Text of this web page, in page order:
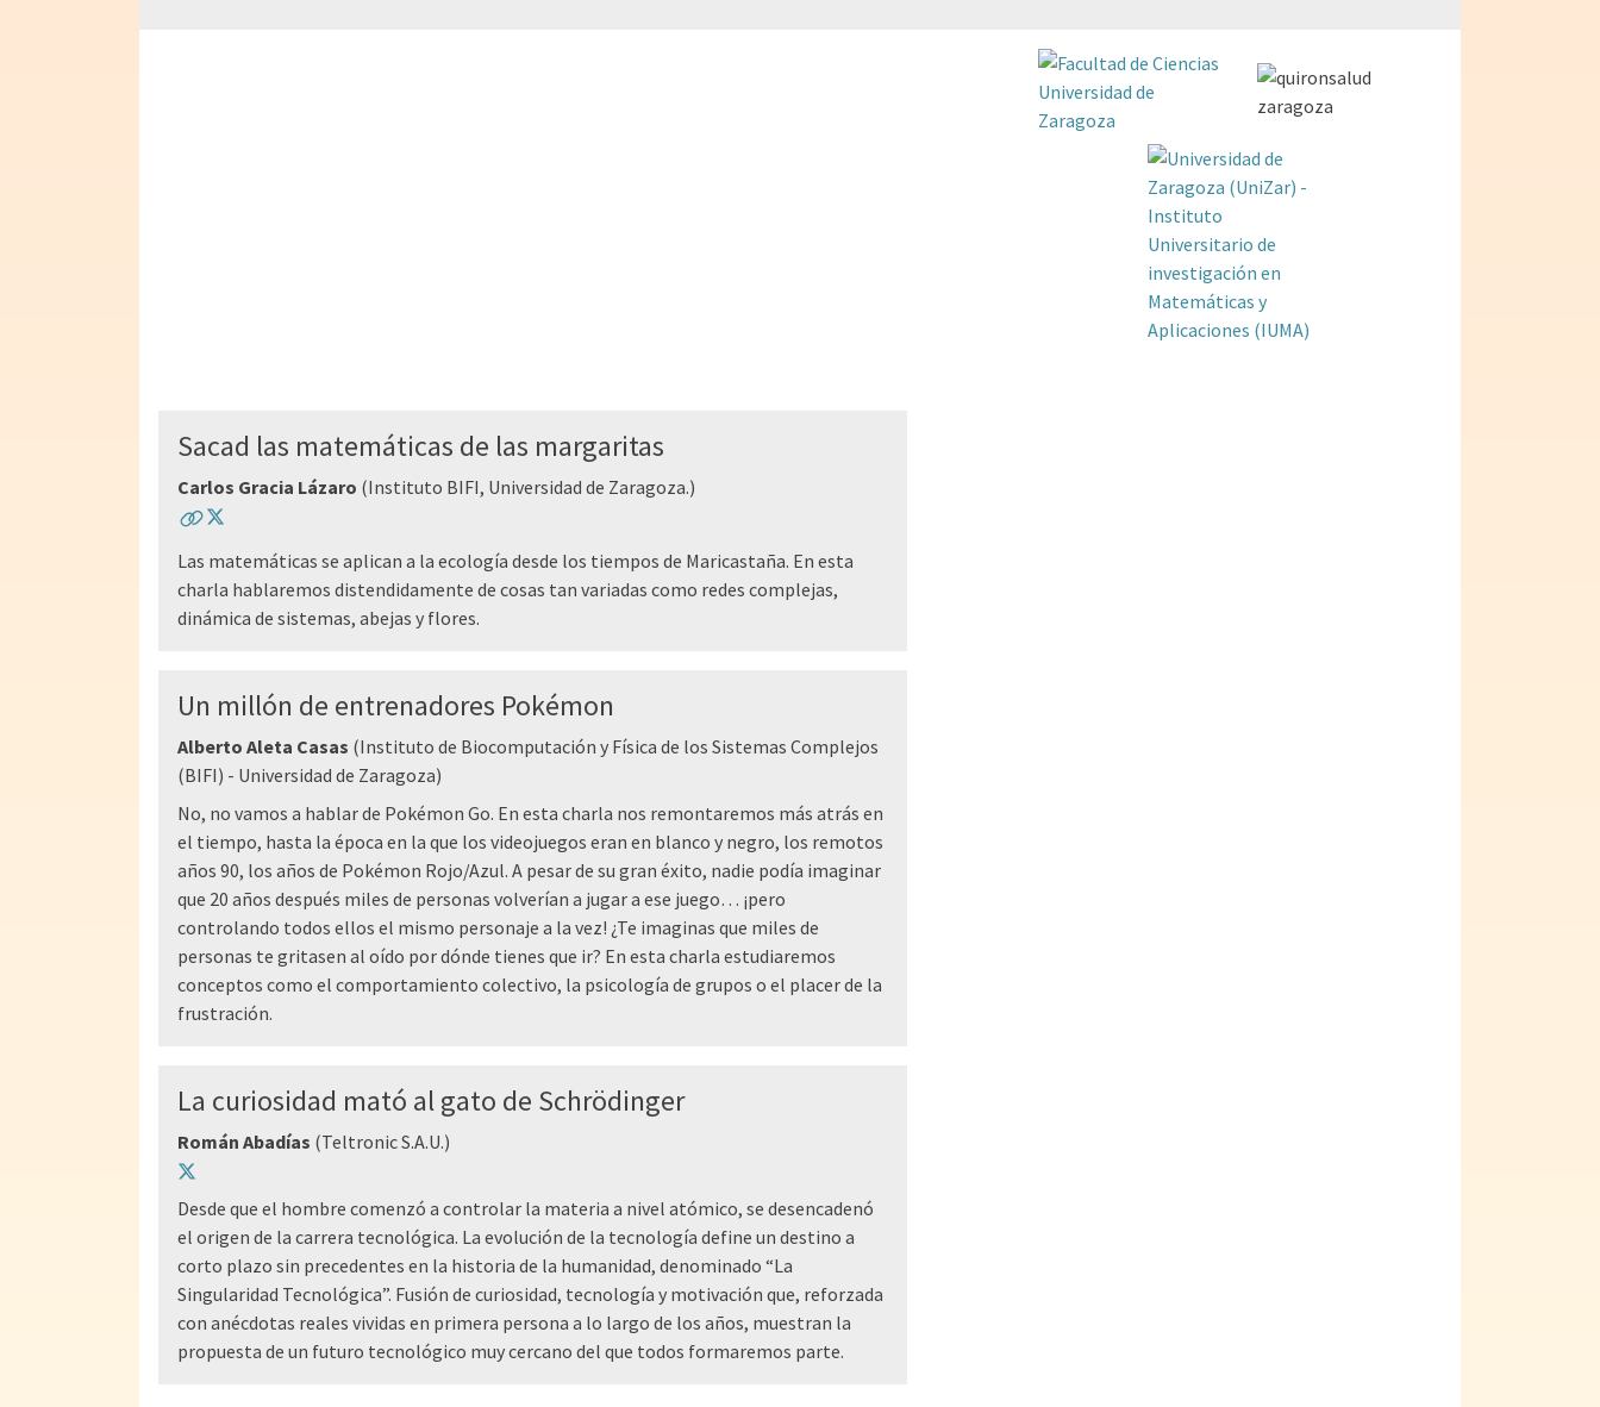
Sacad las matemáticas de las margaritas
Carlos Gracia Lázaro (Instituto BIFI, Universidad de Zaragoza.)
Las matemáticas se aplican a la ecología desde los tiempos de Maricastaña. En esta
charla hablaremos distendidamente de cosas tan variadas como redes complejas,
dinámica de sistemas, abejas y flores.
Un millón de entrenadores Pokémon
Alberto Aleta Casas (Instituto de Biocomputación y Física de los Sistemas Complejos
(BIFI) - Universidad de Zaragoza)
No, no vamos a hablar de Pokémon Go. En esta charla nos remontaremos más atrás en
el tiempo, hasta la época en la que los videojuegos eran en blanco y negro, los remotos
años 90, los años de Pokémon Rojo/Azul. A pesar de su gran éxito, nadie podía imaginar
que 20 años después miles de personas volverían a jugar a ese juego… ¡pero
controlando todos ellos el mismo personaje a la vez! ¿Te imaginas que miles de
personas te gritasen al oído por dónde tienes que ir? En esta charla estudiaremos
conceptos como el comportamiento colectivo, la psicología de grupos o el placer de la
frustración.
La curiosidad mató al gato de Schrödinger
Román Abadías (Teltronic S.A.U.)
Desde que el hombre comenzó a controlar la materia a nivel atómico, se desencadenó
el origen de la carrera tecnológica. La evolución de la tecnología define un destino a
corto plazo sin precedentes en la historia de la humanidad, denominado “La
Singularidad Tecnológica”. Fusión de curiosidad, tecnología y motivación que, reforzada
con anécdotas reales vividas en primera persona a lo largo de los años, muestran la
propuesta de un futuro tecnológico muy cercano del que todos formaremos parte.